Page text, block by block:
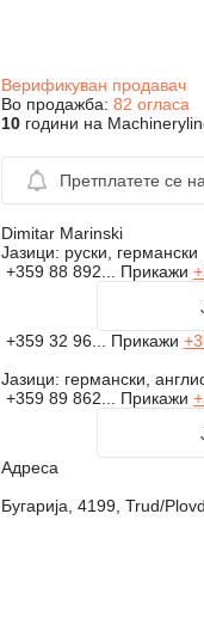
Верификуван продавач
Во продажба: 82 огласа
10години на
Претплатете се
Dimitar Marinski
Јазици: руски, германски
+359 88 892... Прикажи
+359 32 96... Прикажи
Јазици: германски,
+359 89 862... Прикажи
Адреса
Бугарија, 4199, Trud/